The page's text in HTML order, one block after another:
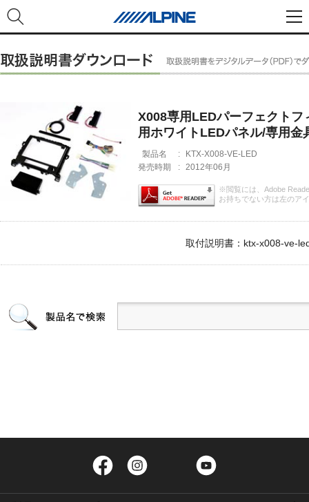
X008専用LEDパーフェクト
用ホワイトLEDパネル/専用金
製品名 :
KTX-X008-VE-LED
発売時期
: 2012年06月
※閲覧には、Adobe
お持ちでない方は左のア
取付説明書：ktx-x008-ve-
Facebook Twitter